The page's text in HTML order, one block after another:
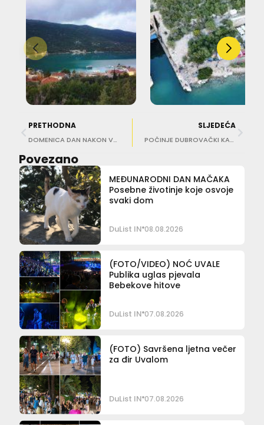
PRETHODNA
DOMENICA DAN NAKON VJENČANJA ‘Jedan od sritnijih dana u mom životu’
SLJEDEĆA
POČINJE DUBROVAČKI KARNEVO Maškare preuzimaju Grad!
Povezano
MEĐUNARODNI DAN MAČAKA
Posebne životinje koje osvoje
svaki dom
DuList IN 08.08.2026
(FOTO/VIDEO) NOĆ UVALE
Publika uglas pjevala
Bebekove hitove
DuList IN 07.08.2026
(FOTO) Savršena ljetna večer
za đir Uvalom
DuList IN 07.08.2026